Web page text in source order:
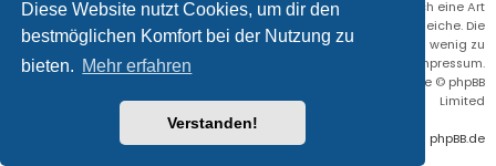
Diese Website nutzt Cookies, um dir den
bestmöglichen Komfort bei der Nutzung zu
bieten. Mehr erfahren
Verstanden!
den Kauf eines Produktes über einen Affiliate Link erhälte ich eine Art
Umsatzbeteiligung gutgeschrieben. Für euch bleibt der Preis der gleiche. Die
Einnahmen helfen die Hostgebühren für diese Webseite ein wenig zu
reduzieren. Siehe auch das Impressum.
® Forum Software © phpBB
Limited
Deutsche Übersetzung durch phpBB.de